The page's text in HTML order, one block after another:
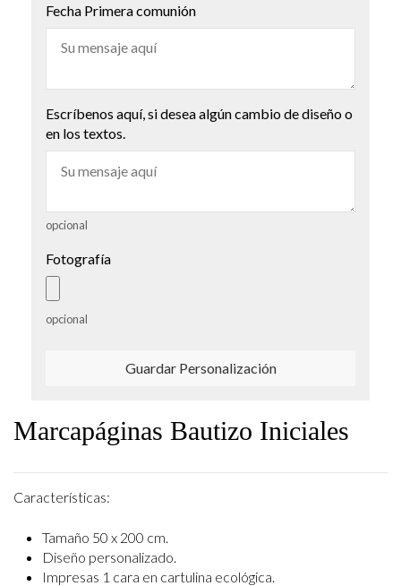
Fecha Primera comunión
Escríbenos aquí, si desea algún cambio de diseño o
en los textos.
opcional
Fotografía
opcional
Guardar Personalización
Marcapáginas Bautizo Iniciales
Características:
Tamaño 50 x 200 cm.
Diseño personalizado.
Impresas 1 cara en cartulina ecológica.